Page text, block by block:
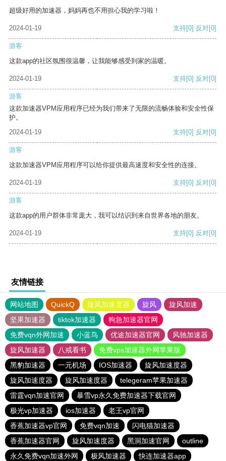
超级好用的加速器，妈妈再也不用担心我的学习啦！
2024-01-19 支持[0] 反对[0]
游客
这款app的社区氛围很温馨，让我能够感受到家的温暖。
2024-01-19 支持[0] 反对[0]
游客
这款加速器VPM应用程序已经为我们带来了无限的流畅体验和安全性保
护。
2024-01-19
支持[0] 反对[0]
游客
这款加速器VPM应用程序可以给你提供最高速度和安全性的连接。
2024-01-19 支持[0] 反对[0]
游客
这款app的用户群体非常庞大，我可以结识到来自世界各地的朋友。
2024-01-19 支持[0] 反对[0]
友情链接
网站地图 QuickQ 旋风加速度器 旋风
旋风加速
坚果加速器
tiktok加速器
狗急加速器官网
免费vqn外网加速
小蓝鸟 优途加速器官网
风驰加速器
旋风加速器
八戒看书
免费vps加速器外网苹果版
黑豹加速器
一元机场 IOS加速器
旋风加速度器
旋风加速度器
旋风加速度器
telegeram苹果加速器
雷霆vqn加速官网
暴雪vp永久免费加速器下载官网
极光vp加速器
ios加速器
老王vp官网
香蕉加速器vp官网
免费vqn加速
闪电猫加速器
香蕉加速器官网
旋风加速度器 黑洞加速官网
outline
永久免费vqn加速外网
极风加速器 快连加速器app